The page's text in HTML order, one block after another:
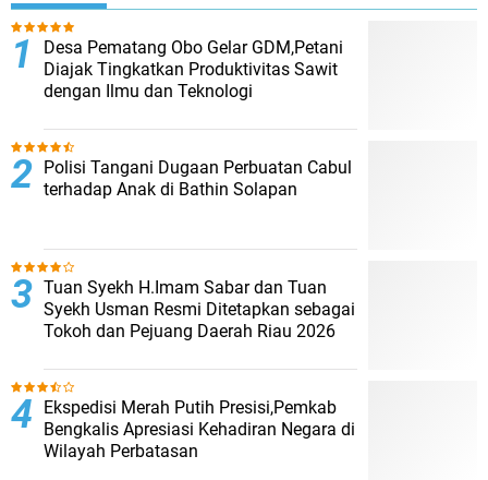
Desa Pematang Obo Gelar GDM,Petani
Diajak Tingkatkan Produktivitas Sawit
dengan Ilmu dan Teknologi
Polisi Tangani Dugaan Perbuatan Cabul
terhadap Anak di Bathin Solapan
Tuan Syekh H.Imam Sabar dan Tuan
Syekh Usman Resmi Ditetapkan sebagai
Tokoh dan Pejuang Daerah Riau 2026
Ekspedisi Merah Putih Presisi,Pemkab
Bengkalis Apresiasi Kehadiran Negara di
Wilayah Perbatasan